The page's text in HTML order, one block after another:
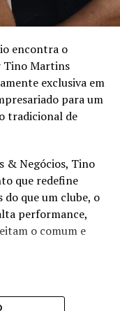
UAE e Brasil, e
fase, a Gabriela usa
para outras
sua autoestima e
muita fé em
poder da gratidão.
com reflexões e
da
menina com a
região
sirva de
encontra o
Tino Martins
exclusiva em
para um
tradicional de
& Negócios, Tino
que redefine
do que um clube, o
performance,
o comum e